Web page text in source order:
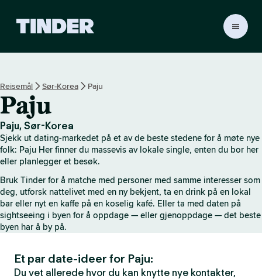
r
e
m
m
s
i
d
e
Reisemål Sør-Korea Paju
Paju
Paju, Sør-Korea
Sjekk ut dating-markedet på et av de beste stedene for å møte nye
folk: Paju Her finner du massevis av lokale single, enten du bor her
eller planlegger et besøk.
Bruk Tinder for å matche med personer med samme interesser som
deg, utforsk nattelivet med en ny bekjent, ta en drink på en lokal
bar eller nyt en kaffe på en koselig kafé. Eller ta med daten på
sightseeing i byen for å oppdage — eller gjenoppdage — det beste
byen har å by på.
Et par date-ideer for Paju:
Du vet allerede hvor du kan knytte nye kontakter,